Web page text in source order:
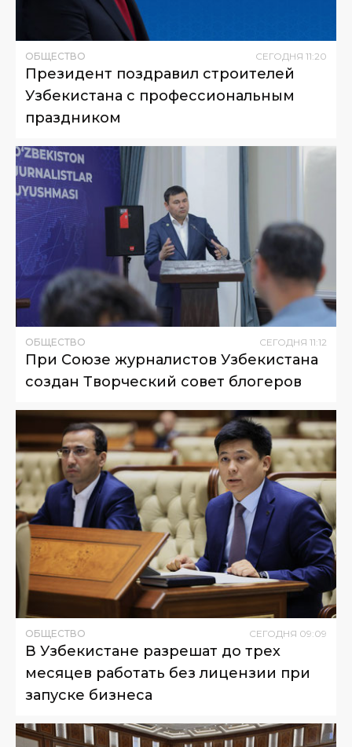
ОБЩЕСТВО СЕГОДНЯ 11:20
Президент поздравил строителей
Узбекистана с профессиональным
праздником
ОБЩЕСТВО СЕГОДНЯ 11:12
При Союзе журналистов Узбекистана
создан Творческий совет блогеров
ОБЩЕСТВО СЕГОДНЯ 09:09
В Узбекистане разрешат до трех
месяцев работать без лицензии при
запуске бизнеса